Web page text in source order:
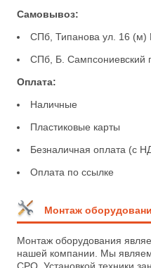
Самовывоз:
СПб, Типанова ул. 16 (м)
СПб, Б. Сампсониевский
Оплата:
Наличные
Пластиковые карты
Безналичная оплата (с
Оплата по ссылке
Монтаж
Монтаж оборудования
нашей компании. Мы